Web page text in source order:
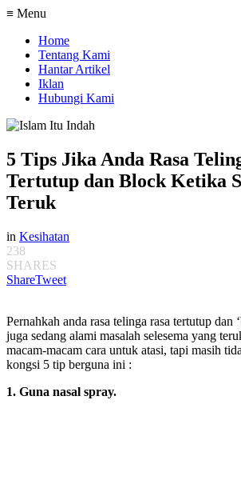
≡ Menu
Home
Tentang Kami
Hantar Artikel
Iklan
Hubungi Kami
5 Tips Jika Anda Rasa
Tertutup dan Block Ketika
Teruk
in Kesihatan
238
SHARES
ShareTweet
Pernahkah anda rasa telinga rasa tertutup dan
juga sedang alami masalah selesema yang
macam-macam cara untuk atasi, tapi masih
kongsi 5 tip berguna ini :
1. Guna nasal spray.